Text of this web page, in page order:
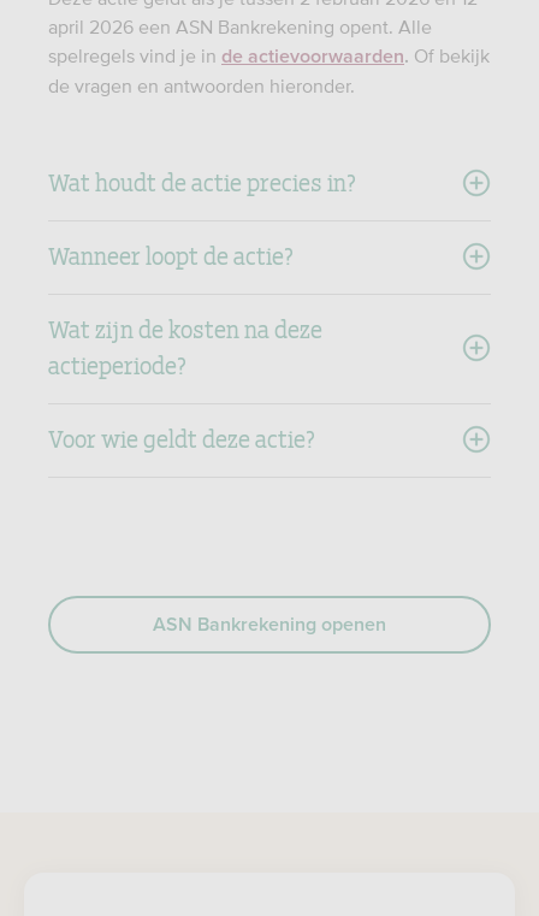
april 2026 een ASN Bankrekening opent.​​ Alle
spelregels vind je in de actievoorwaarden. Of bekijk
de vragen en antwoorden hieronder.
Wat houdt de actie precies in? ​
Wanneer loopt de actie?​
Wat zijn de kosten na deze
actieperiode?
Voor wie geldt deze actie?​
ASN Bankrekening openen